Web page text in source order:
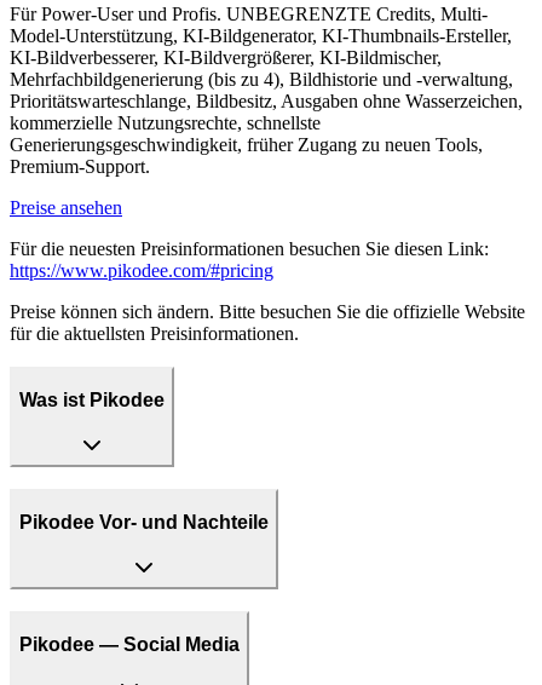
Für Power-User und Profis. UNBEGRENZTE Credits, Multi-
Model-Unterstützung, KI-Bildgenerator, KI-Thumbnails-Ersteller,
KI-Bildverbesserer, KI-Bildvergrößerer, KI-Bildmischer,
Mehrfachbildgenerierung (bis zu 4), Bildhistorie und -verwaltung,
Prioritätswarteschlange, Bildbesitz, Ausgaben ohne Wasserzeichen,
kommerzielle Nutzungsrechte, schnellste
Generierungsgeschwindigkeit, früher Zugang zu neuen Tools,
Premium-Support.
Preise ansehen
Für die neuesten Preisinformationen besuchen Sie diesen Link:
https://www.pikodee.com/#pricing
Preise können sich ändern. Bitte besuchen Sie die offizielle Website
für die aktuellsten Preisinformationen.
Was ist Pikodee
Pikodee Vor- und Nachteile
Pikodee — Social Media